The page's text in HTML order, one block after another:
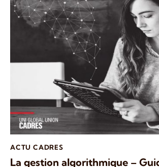
ACTU CADRES
La gestion algorithmique –